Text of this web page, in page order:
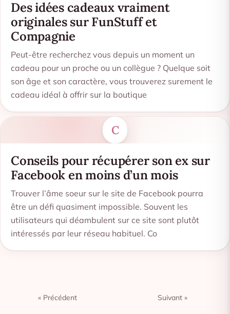
Des idées cadeaux vraiment
originales sur FunStuff et
Compagnie
Peut-être recherchez vous depuis un moment un
cadeau pour un proche ou un collègue ? Quelque soit
son âge et son caractère, vous trouverez surement le
cadeau idéal à offrir sur la boutique
C
Conseils pour récupérer son ex sur
Facebook en moins d’un mois
Trouver l’âme soeur sur le site de Facebook pourra
être un défi quasiment impossible. Souvent les
utilisateurs qui déambulent sur ce site sont plutôt
intéressés par leur réseau habituel. Co
« Précédent Suivant »